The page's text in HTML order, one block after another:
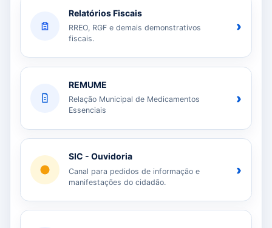
Relatórios Fiscais
RREO, RGF e demais demonstrativos
fiscais.
›
REMUME
Relação Municipal de Medicamentos
Essenciais
›
SIC - Ouvidoria
Canal para pedidos de informação e
manifestações do cidadão.
›